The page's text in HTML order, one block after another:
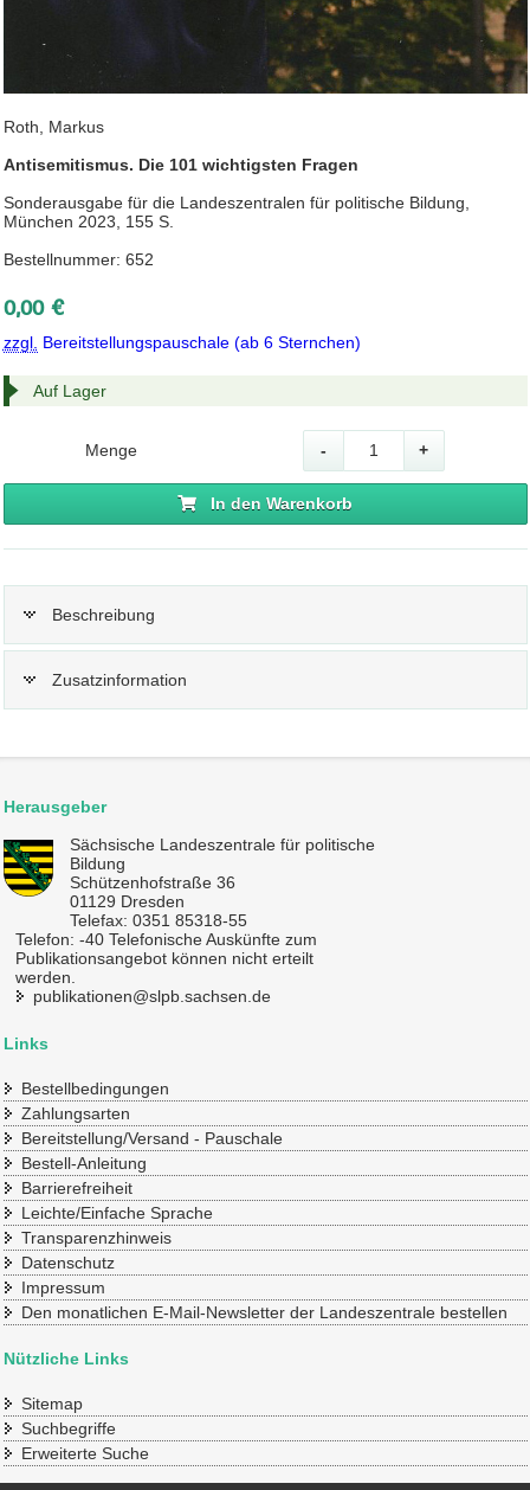
Roth, Markus
Antisemitismus. Die 101 wichtigsten Fragen
Sonderausgabe für die Landeszentralen für politische Bildung,
München 2023, 155 S.
Bestellnummer: 652
0,00 €
zzgl. Bereitstellungspauschale (ab 6 Sternchen)
Auf Lager
Menge - +
In den Warenkorb
Beschreibung
Zusatzinformation
Herausgeber
Sächsische Landeszentrale für politische
Bildung
Schützenhofstraße 36
01129 Dresden
Telefax: 0351 85318-55
Telefon: -40 Telefonische Auskünfte zum
Publikationsangebot können nicht erteilt
werden.
publikationen@slpb.sachsen.de
Links
Bestellbedingungen
Zahlungsarten
Bereitstellung/Versand - Pauschale
Bestell-Anleitung
Barrierefreiheit
Leichte/Einfache Sprache
Transparenzhinweis
Datenschutz
Impressum
Den monatlichen E-Mail-Newsletter der Landeszentrale bestellen
Nützliche Links
Sitemap
Suchbegriffe
Erweiterte Suche